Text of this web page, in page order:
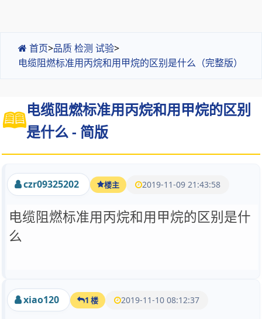
首页>品质 检测 试验>
电缆阻燃标准用丙烷和用甲烷的区别是什么（完整版）
电缆阻燃标准用丙烷和用甲烷的区别
是什么 - 简版
czr09325202 楼主 2019-11-09 21:43:58
电缆阻燃标准用丙烷和用甲烷的区别是什
么
xiao120 1 楼 2019-11-10 08:12:37